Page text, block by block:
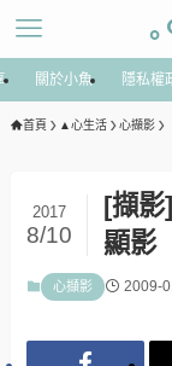
｡
關於小魚 隱私權
首頁 ▲心生活 心擷影
[擷
顯影
2017
8/10
心擷影 2009-